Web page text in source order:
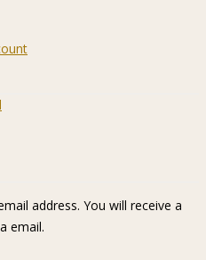
address. You will receive a
email.